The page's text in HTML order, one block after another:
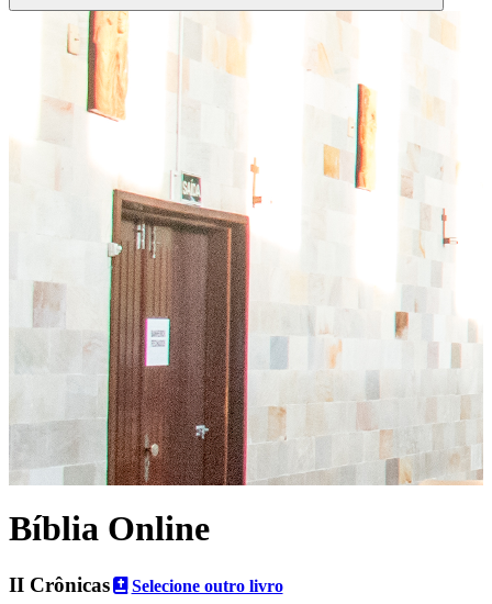
Bíblia Online
II Crônicas Selecione outro livro